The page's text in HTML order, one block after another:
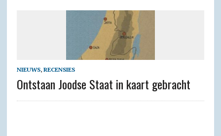
NIEUWS, RECENSIES
Ontstaan Joodse Staat in kaart gebracht